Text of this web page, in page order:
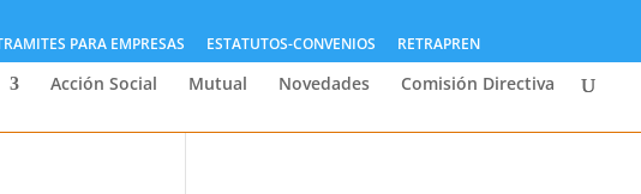
PARA EMPRESAS ESTATUTOS-CONVENIOS RETRAPREN
Acción Social Mutual Novedades Comisión Directiva